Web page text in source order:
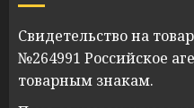
Свидетельство на
№264991 Российское
товарным знакам.